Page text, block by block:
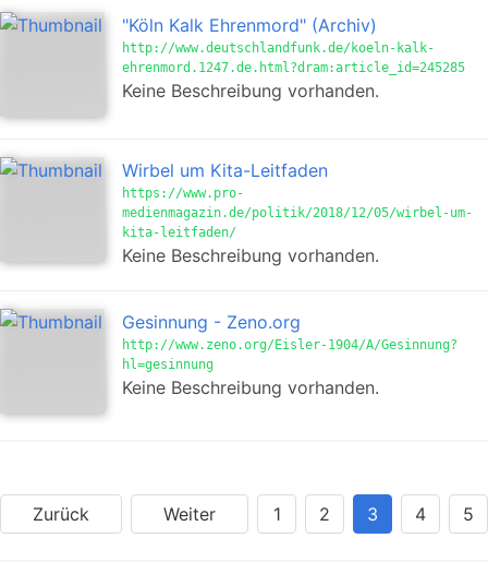
"Köln Kalk Ehrenmord" (Archiv)
http://www.deutschlandfunk.de/koeln-kalk-
ehrenmord.1247.de.html?dram:article_id=245285
Keine Beschreibung vorhanden.
Wirbel um Kita-Leitfaden
https://www.pro-
medienmagazin.de/politik/2018/12/05/wirbel-um-
kita-leitfaden/
Keine Beschreibung vorhanden.
Gesinnung - Zeno.org
http://www.zeno.org/Eisler-1904/A/Gesinnung?
hl=gesinnung
Keine Beschreibung vorhanden.
Zurück Weiter 1 2 3 4 5